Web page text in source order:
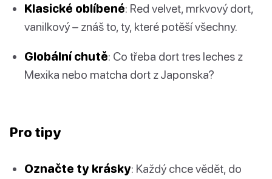
Klasické oblíbené: Red velvet, mrkvový dort,
vanilkový – znáš to, ty, které potěší všechny.
Globální chutě: Co třeba dort tres leches z
Mexika nebo matcha dort z Japonska?
Pro tipy
Označte ty krásky: Každý chce vědět, do